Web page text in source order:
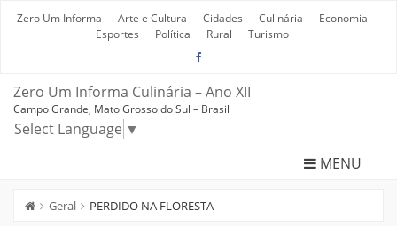
Zero Um Informa Arte e Cultura Cidades Culinária
Economia
Esportes
Política Rural Turismo
Zero Um Informa Culinária – Ano XII
Campo Grande, Mato Grosso do Sul – Brasil
Select Language ▼
MENU
Geral PERDIDO NA FLORESTA